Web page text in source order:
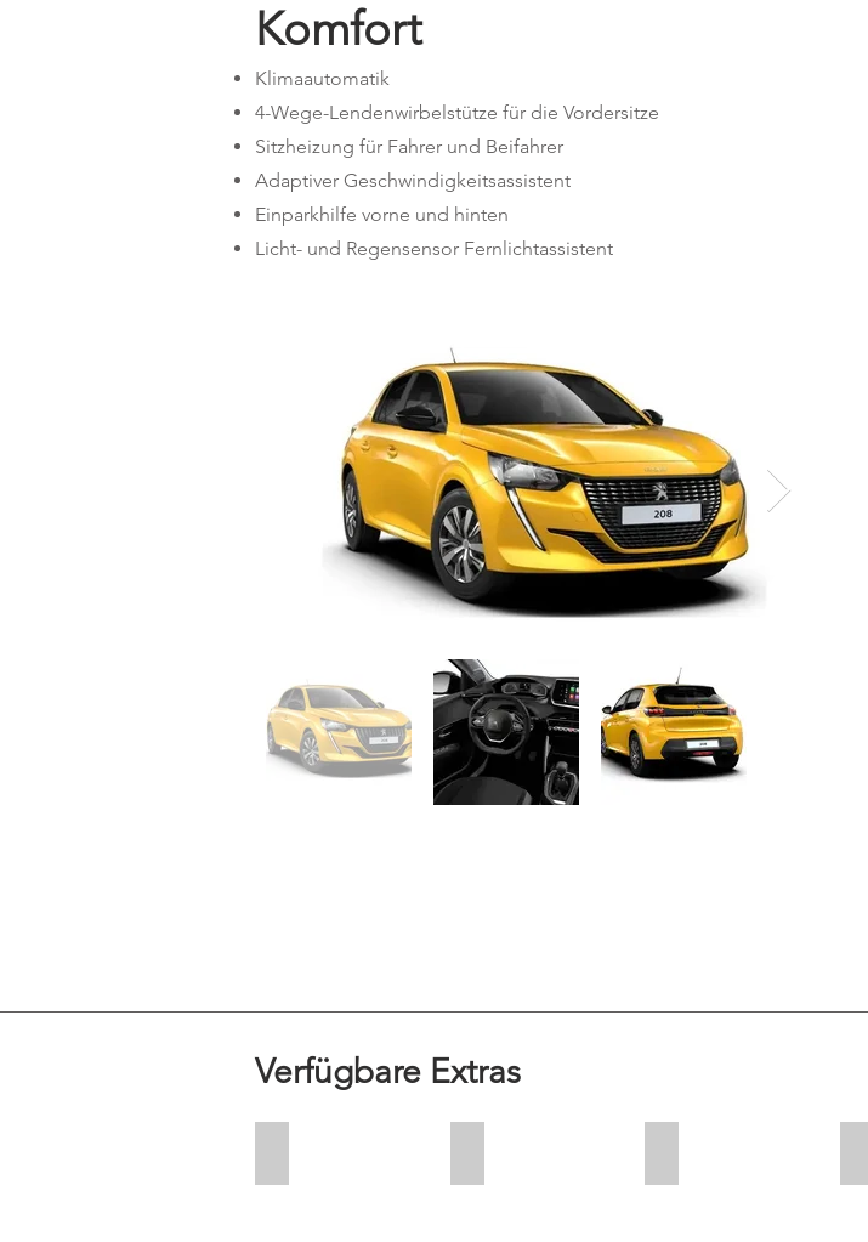
Komfort
Klimaautomatik
4-Wege-Lendenwirbelstütze für die Vordersitze
Sitzheizung für Fahrer und Beifahrer
Adaptiver Geschwindigkeitsassistent
Einparkhilfe vorne und hinten
Licht- und Regensensor Fernlichtassistent
Verfügbare Extras